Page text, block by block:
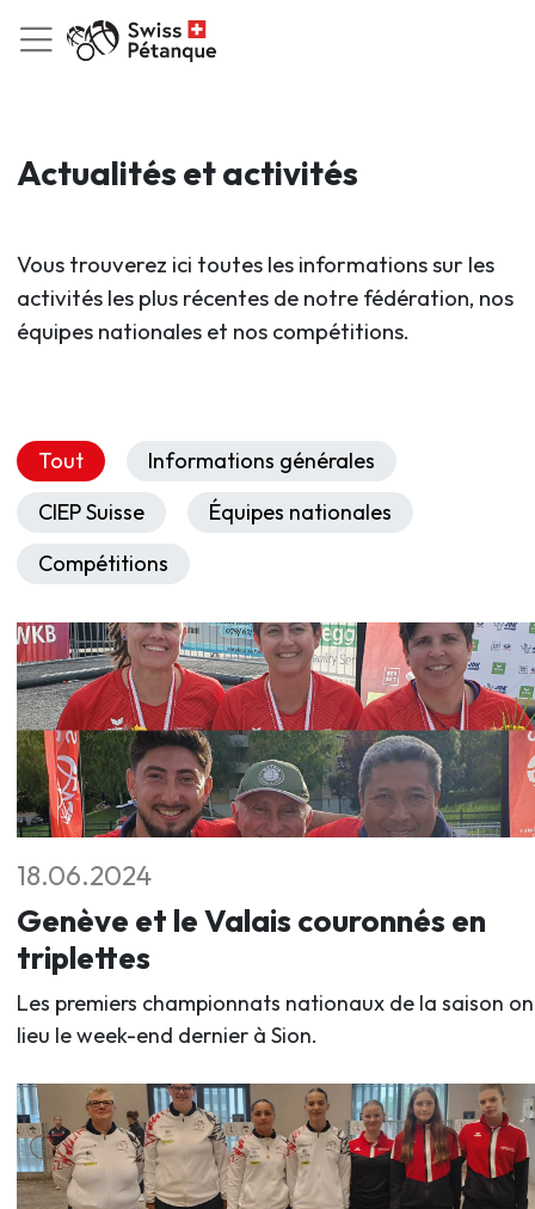
Actualités et activités
Vous trouverez ici toutes les informations sur les
activités les plus récentes de notre fédération, nos
équipes nationales et nos compétitions.
Tout
Informations générales
CIEP Suisse
Équipes nationales
Compétitions
18.06.2024
Genève et le Valais couronnés en
triplettes
Les premiers championnats nationaux de la saison
lieu le week-end dernier à Sion.